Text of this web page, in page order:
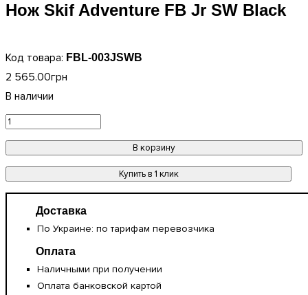
Нож Skif Adventure FB Jr SW Black
FBL-003JSWB
2 565.00грн
В корзину
Купить в 1 клик
Доставка
По Украине: по тарифам перевозчика
Оплата
Наличными при получении
Оплата банковской картой